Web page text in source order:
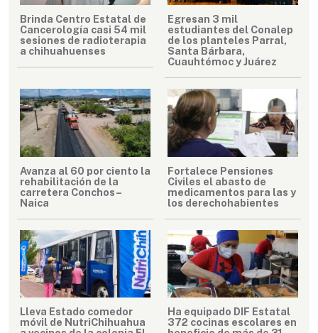
Brinda Centro Estatal de
Cancerología casi 54 mil
sesiones de radioterapia
a chihuahuenses
Egresan 3 mil
estudiantes del Conalep
de los planteles Parral,
Santa Bárbara,
Cuauhtémoc y Juárez
Avanza al 60 por ciento la
rehabilitación de la
carretera Conchos–
Naica
Fortalece Pensiones
Civiles el abasto de
medicamentos para las y
los derechohabientes
Lleva Estado comedor
móvil de NutriChihuahua
Ha equipado DIF Estatal
372 cocinas escolares en